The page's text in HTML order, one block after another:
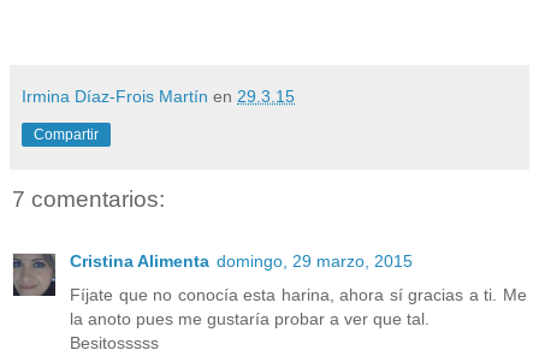
Irmina Díaz-Frois Martín en 29.3.15
Compartir
7 comentarios:
Cristina Alimenta domingo, 29 marzo, 2015
Fíjate que no conocía esta harina, ahora sí gracias a ti. Me
la anoto pues me gustaría probar a ver que tal.
Besitosssss